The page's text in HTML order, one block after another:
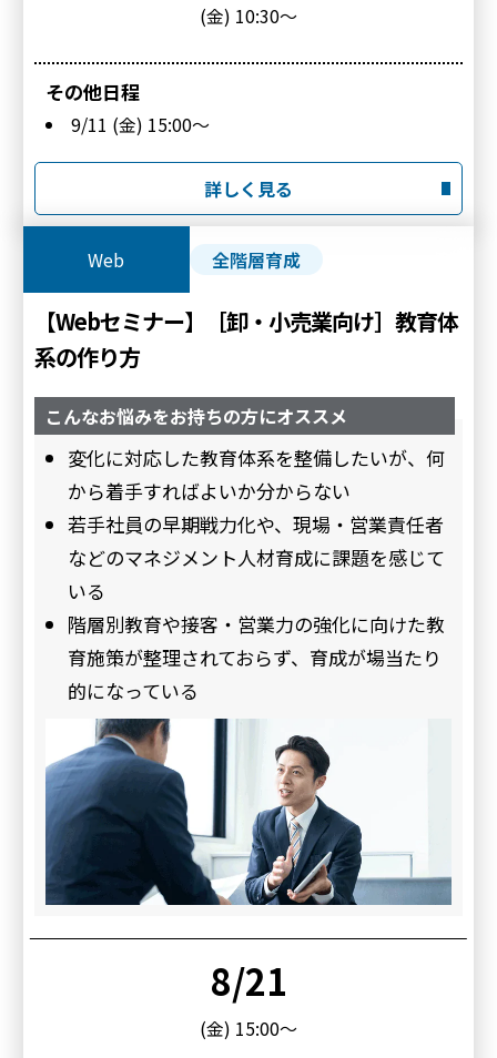
(金) 10:30～
9/11 (金) 15:00～
詳しく見る
Web 全階層育成
【Webセミナー】［卸・小売業向け］教育体
系の作り方
こんなお悩みをお持ちの方にオススメ
変化に対応した教育体系を整備したいが、何
から着手すればよいか分からない
若手社員の早期戦力化や、現場・営業責任者
などのマネジメント人材育成に課題を感じて
いる
階層別教育や接客・営業力の強化に向けた教
育施策が整理されておらず、育成が場当たり
的になっている
8/21
(金) 15:00～